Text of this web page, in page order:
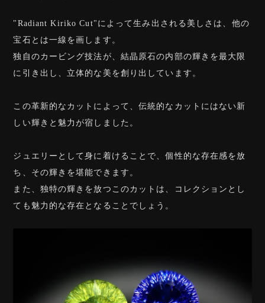
"Radiant Kiriko Cut"によって生み出される美しさは、他の
宝石とは一線を画します。
独自のカービング技法が、結晶原石の内部の輝きを最大限
に引き出し、立体的な美を創り出しています。
この革新的なカットによって、伝統的なカットにはない新
しい輝きと魅力が宿しました。
ジュエリーとして身に着けることで、個性的な存在感を放
ち、その輝きを堪能できます。
また、独特の輝きを放つこのカットは、コレクションとし
ても魅力的な存在となることでしょう。